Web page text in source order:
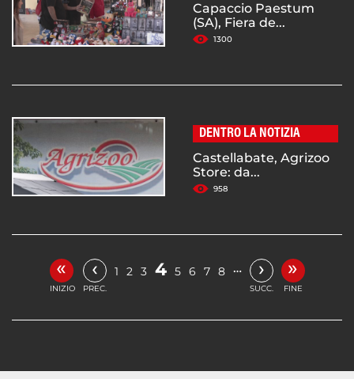
Capaccio Paestum
(SA), Fiera de...
1300
DENTRO LA NOTIZIA
Castellabate, Agrizoo
Store: da...
958
«
INIZIO
‹
PREC.
1 2 3 4 5 6 7 8 … ›
SUCC.
»
FINE